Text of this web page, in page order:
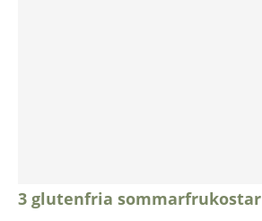
3 glutenfria sommarfrukostar